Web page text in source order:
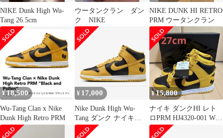
NIKE Dunk High Wu-
Tang 26.5cm
ウータンクラン ダン
ク NIKE
NIKE DUNK HI RETRO
PRM ウータンクラン
¥18,500
Wu-Tang Clan x Nike
Dunk High Retro PRM
¥ 17,000
Nike Dunk High Wu-
Tang ダンク ナイキ
27.5cm
¥15,800
ナイキ ダンクHI レト
ロPRM HJ4320-001 Wu-
Tang Clan